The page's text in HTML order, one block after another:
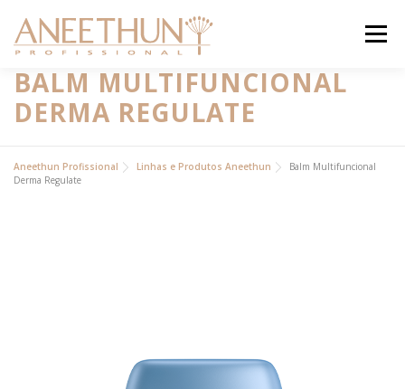
para
Menu
INSTITUCIONAL
PRODUTOS
BALM MULTIFUNCIONAL
DERMA REGULATE
Aneethun Profissional Linhas e Produtos Aneethun
Balm Multifuncional
Derma Regulate